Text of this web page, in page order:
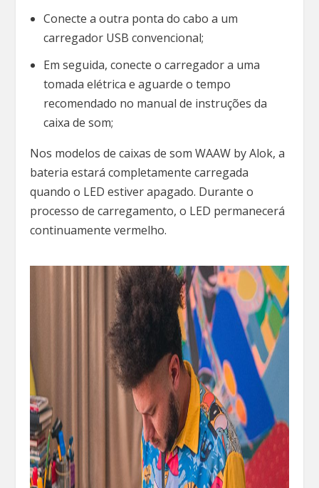
Conecte a outra ponta do cabo a um
carregador USB convencional;
Em seguida, conecte o carregador a uma
tomada elétrica e aguarde o tempo
recomendado no manual de instruções da
caixa de som;
Nos modelos de caixas de som WAAW by Alok, a
bateria estará completamente carregada
quando o LED estiver apagado. Durante o
processo de carregamento, o LED permanecerá
continuamente vermelho.